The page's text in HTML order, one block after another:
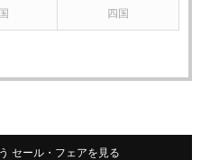
四国
セール・フェアを見る